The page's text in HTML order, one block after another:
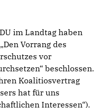
im Landtag haben
Vorrang des
vor
beschlossen.
Koalitiosvertrag
hat für uns
Interessen“).